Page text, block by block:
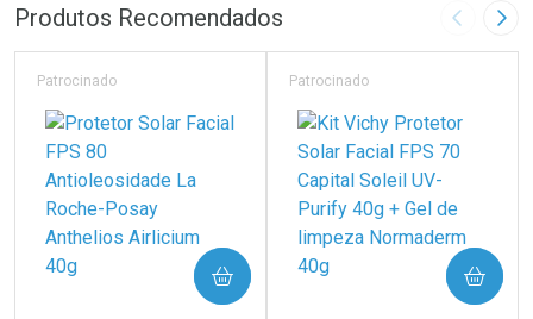
FECHAR
Laboratório
FECHAR
Por Menos Laboratório
Por Menos
Produtos Recomendados Imagem
Patrocinado
COMPRAR
Patrocinado
COMPRAR